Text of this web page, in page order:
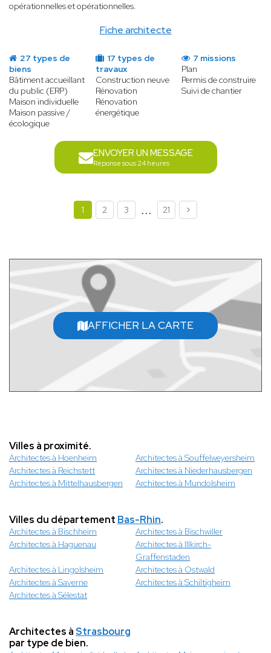
Fiche architecte
opérationnelles et opérationnelles.
27 types de
biens
Bâtiment accueillant
du public (ERP)
Maison individuelle
Maison passive /
écologique
17 types de
travaux
Construction neuve
Rénovation
Rénovation
énergétique
7 missions
Plan
Permis de construire
Suivi de chantier
ENVOYER UN MESSAGE
Réponse sous 24 heures
1 2 3 ... 21
AFFICHER LA CARTE
Villes à proximité.
Architectes à Hoenheim
Architectes à Souffelweyersheim
Architectes à Reichstett
Architectes à Niederhausbergen
Architectes à Mittelhausbergen
Architectes à Mundolsheim
Villes du département Bas-Rhin.
Architectes à Bischheim
Architectes à Bischwiller
Architectes à Haguenau
Architectes à Illkirch-
Graffenstaden
Architectes à Lingolsheim
Architectes à Ostwald
Architectes à Saverne
Architectes à Schiltigheim
Architectes à Sélestat
Architectes àStrasbourg
par type de bien.